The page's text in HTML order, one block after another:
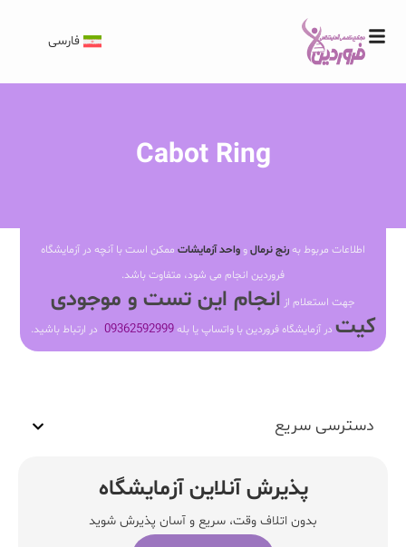
فارسی
Cabot Ring
اطلاعات مربوط بهرنج نرمالو واحد آزمایشات ممکن است با آنچه در آزمایشگاه
فروردین انجام می شود، متفاوت باشد.
جهت استعلام از انجام این تست و موجودی
کیت در آزمایشگاه فروردین با واتساپ یا بله09362592999 در ارتباط باشید.
دسترسی سریع
پذیرش آنلاین آزمایشگاه
بدون اتلاف وقت، سریع و آسان پذیرش شوید